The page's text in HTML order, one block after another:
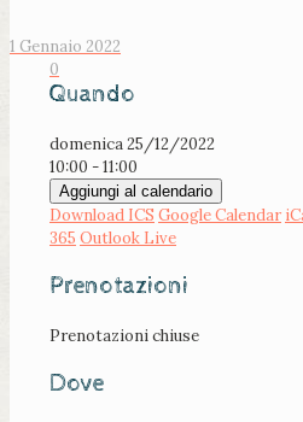
1 Gennaio 2022
0
Quando
domenica 25/12/2022
10:00 - 11:00
Aggiungi al calendario
Download ICS Google Calendar
365 Outlook Live
Prenotazioni
Prenotazioni chiuse
Dove